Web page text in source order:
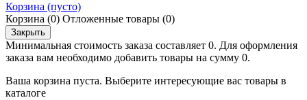
Корзина (пусто)
Корзина (0) Отложенные товары (0)
Закрыть
Минимальная стоимость заказа составляет 0. Для оформления
заказа вам необходимо добавить товары на сумму 0.
Ваша корзина пуста. Выберите интересующие вас товары в
каталоге